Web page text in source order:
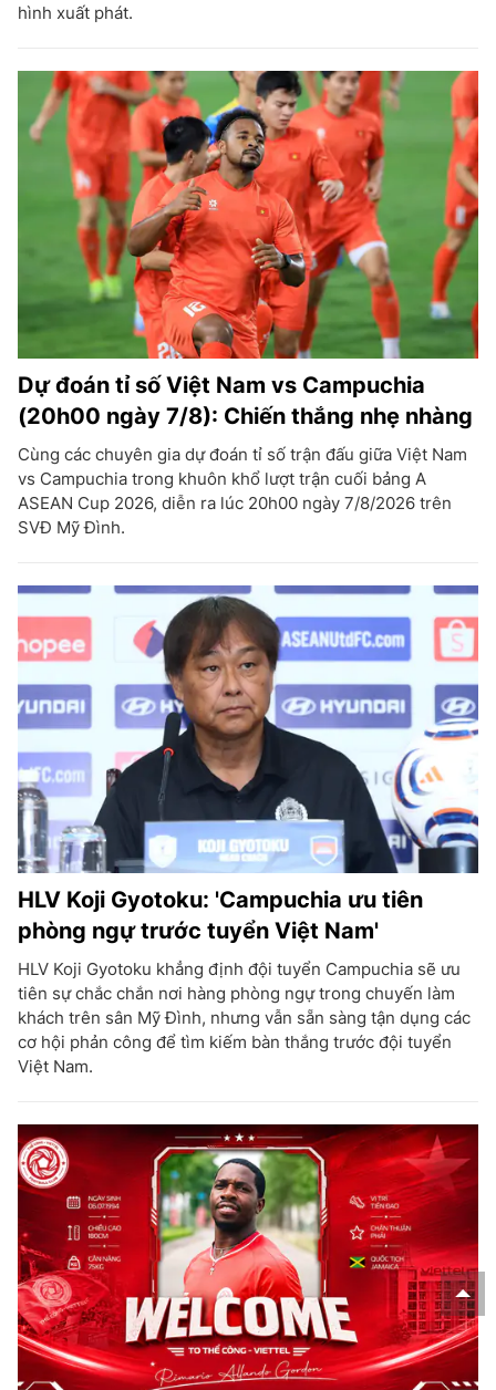
hình xuất phát.
Dự đoán tỉ số Việt Nam vs Campuchia
(20h00 ngày 7/8): Chiến thắng nhẹ nhàng
Cùng các chuyên gia dự đoán tỉ số trận đấu giữa Việt Nam
vs Campuchia trong khuôn khổ lượt trận cuối bảng A
ASEAN Cup 2026, diễn ra lúc 20h00 ngày 7/8/2026 trên
SVĐ Mỹ Đình.
HLV Koji Gyotoku: 'Campuchia ưu tiên
phòng ngự trước tuyển Việt Nam'
HLV Koji Gyotoku khẳng định đội tuyển Campuchia sẽ ưu
tiên sự chắc chắn nơi hàng phòng ngự trong chuyến làm
khách trên sân Mỹ Đình, nhưng vẫn sẵn sàng tận dụng các
cơ hội phản công để tìm kiếm bàn thắng trước đội tuyển
Việt Nam.